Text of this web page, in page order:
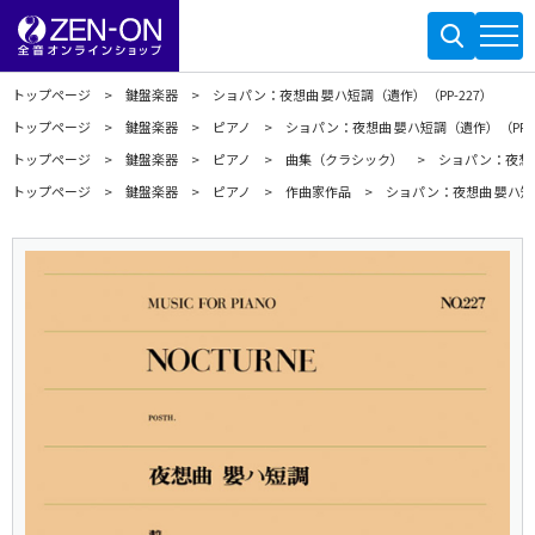
トップページ 鍵盤楽器
ショパン：夜想曲 嬰ハ短調（遺作）（PP-227）
トップページ
鍵盤楽器 ピアノ
ショパン：夜想曲 嬰ハ短調（遺作）（
トップページ
鍵盤楽器 ピアノ 曲集（クラシック）
ショパン：夜想
トップページ
鍵盤楽器 ピアノ 作曲家作品 ショパン：夜想曲 嬰ハ